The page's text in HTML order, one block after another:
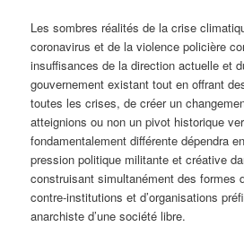
Les sombres réalités de la crise
coronavirus et de la violence policière
insuffisances de la direction actuelle et
gouvernement existant tout en offrant
toutes les crises, de créer un
atteignions ou non un pivot historique
fondamentalement différente dépendra
pression politique militante et créative
construisant simultanément des formes
contre-institutions et d’organisations
anarchiste d’une société libre.